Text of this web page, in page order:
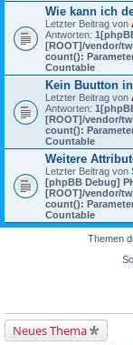
Wie kann ich
Letzter Beitrag von
Antworten: 1
[ROOT]/vendor/
count():
Countable
Kein Buutton
Letzter Beitrag von
Antworten: 1
[ROOT]/vendor/
count():
Countable
Weitere
Letzter Beitrag von
[phpBB Debug]
[ROOT]/vendor/
count():
Countable
Themen
Neues Thema